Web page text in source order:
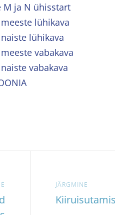
ja N ühisstart
lühikava
lühikava
vabakava
vabakava
JÄRGMINE